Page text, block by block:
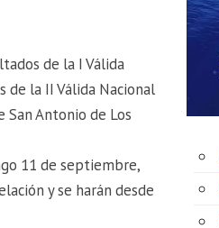
de la I Válida
de la II Válida Nacional
Antonio de Los
11 de septiembre,
y se harán desde